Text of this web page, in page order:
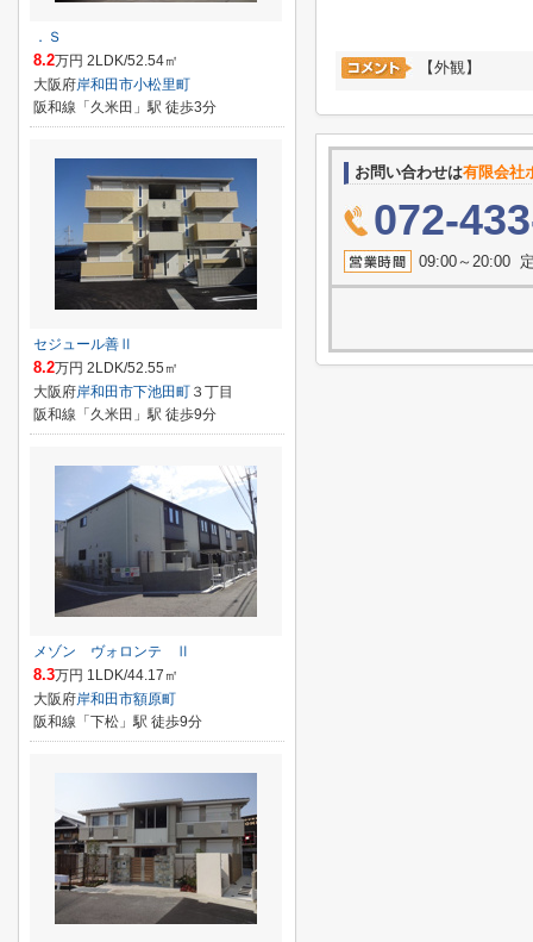
【外観】
お問い合わせは有限会社
072-
09:00～20:00
．Ｓ
8.2万円 2LDK/52.54㎡
大阪府岸和田市小松里町
阪和線「久米田」駅 徒歩3分
セジュール善Ⅱ
8.2万円 2LDK/52.55㎡
大阪府岸和田市下池田町 ３丁目
阪和線「久米田」駅 徒歩9分
メゾン ヴォロンテ Ⅱ
8.3万円 1LDK/44.17㎡
大阪府岸和田市額原町
阪和線「下松」駅 徒歩9分